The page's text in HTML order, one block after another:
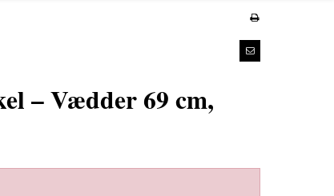
– Vædder 69 cm,